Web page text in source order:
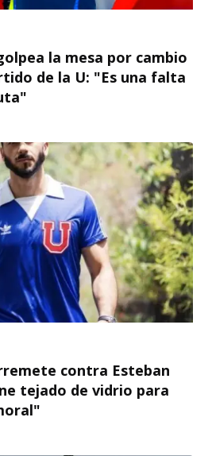
la mesa por cambio
de la U: "Es una falta
contra Esteban
tejado de vidrio para